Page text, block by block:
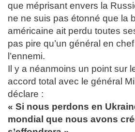
que méprisant envers la
ne ne suis pas étonné que la
américaine ait perdu toutes
pas pire qu’un général en
l’ennemi.
Il y a néanmoins un point sur
accord total avec le général
déclare :
« Si nous perdons en
mondial que nous avons